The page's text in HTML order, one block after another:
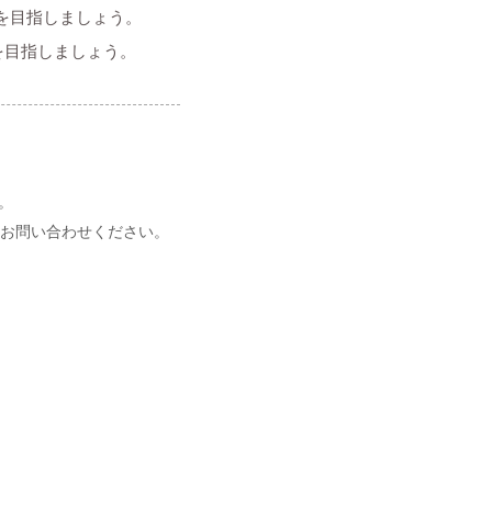
指しましょう。
指しましょう。
問い合わせください。